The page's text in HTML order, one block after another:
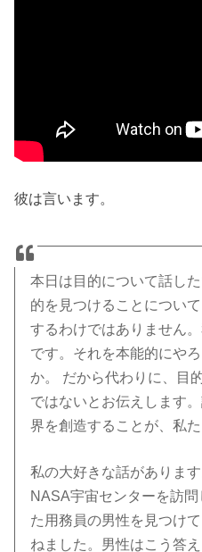
彼は言います。
本日は目的について話し
的を見つけることについ
するわけではありません
です。それを本能的にや
か。 だから代わりに、目
ではないとお伝えします
界を創造することが、私
私の大好きな話がありま
NASA宇宙センターを訪
た用務員の男性を見つけ
ねました。男性はこう答